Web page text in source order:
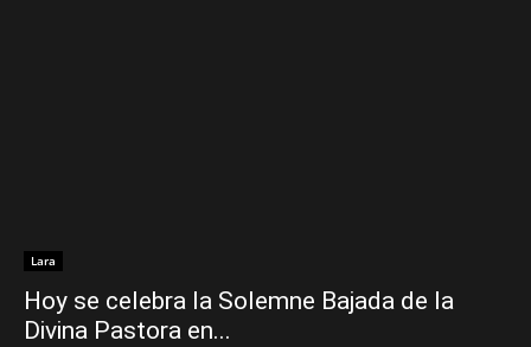
Lara
Hoy se celebra la Solemne Bajada de la
Divina Pastora en...